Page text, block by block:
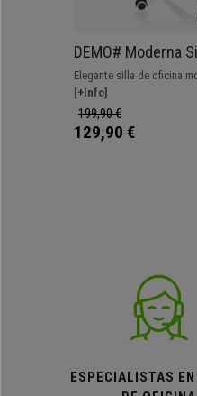
DEMO# Moderna
ELISA, Estructura
Resistente, Uso
Elegante silla de oficina
es único, su asiento y
creando un estilo muy
inconfundible. Como
crea un contraste entre el
[+Info]
199,90 €
129,90 €
ESPECIALISTAS